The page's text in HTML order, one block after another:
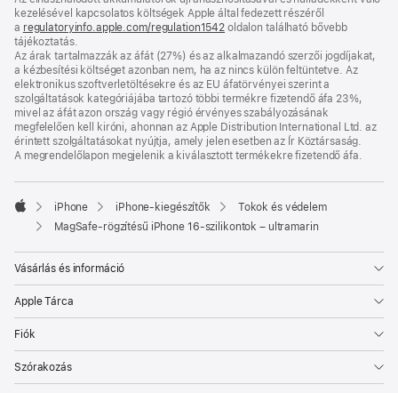
meg)
kezelésével kapcsolatos költségek Apple által fedezett részéről
a regulatoryinfo.apple.com/regulation1542 (új
nyílik
meg)
oldalon található bővebb
tájékoztatás.
Az árak tartalmazzák az áfát (27%) és az alkalmazandó szerzői jogdíjakat,
a kézbesítési költséget azonban nem, ha az nincs külön feltüntetve. Az
elektronikus szoftverletöltésekre és az EU áfatörvényei szerint a
szolgáltatások kategóriájába tartozó többi termékre fizetendő áfa 23%,
mivel az áfát azon ország vagy régió érvényes szabályozásának
megfelelően kell kiróni, ahonnan az Apple Distribution International Ltd. az
érintett szolgáltatásokat nyújtja, amely jelen esetben az Ír Köztársaság.
A megrendelőlapon megjelenik a kiválasztott termékekre fizetendő áfa.
Apple
iPhone iPhone-kiegészítők
Tokok és védelem
MagSafe-rögzítésű iPhone 16-szilikontok – ultramarin
Vásárlás és információ
Apple Tárca
Fiók
Szórakozás